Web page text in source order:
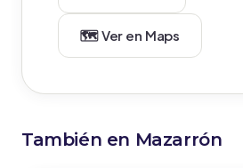
🗺️ Ver en Maps
También en Mazarrón